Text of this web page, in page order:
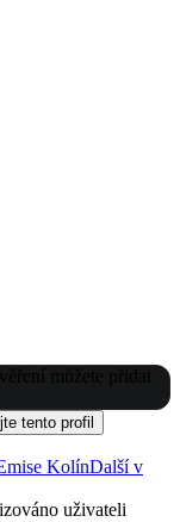
můžete přidat
tento profil
KolínDalší v
uživateli